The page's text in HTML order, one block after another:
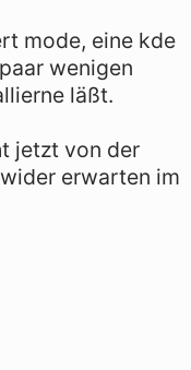
mode, eine kde
wenigen
läßt.
jetzt von der
erwarten im